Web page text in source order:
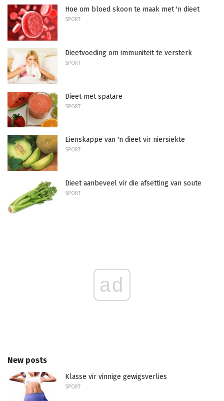
Hoe om bloed skoon te maak met 'n dieet
SPORT
Dieetvoeding om immuniteit te versterk
SPORT
Dieet met spatare
SPORT
Eienskappe van 'n dieet vir niersiekte
SPORT
Dieet aanbeveel vir die afsetting van soute
SPORT
ad
New posts
Klasse vir vinnige gewigsverlies
SPORT